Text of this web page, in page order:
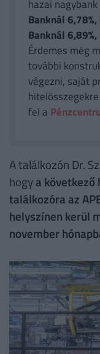
hazai
Banknál
Banknál
Érdemes még
további
végezni, saját
fel a
A találkozón Dr.
hogya
találkozóra az
helyszínen kerül
november